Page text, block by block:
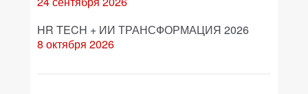
HR TECH + ИИ ТРАНСФОРМАЦИЯ 2026
8 октября 2026